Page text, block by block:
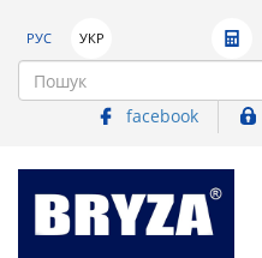
РУС УКР
facebook